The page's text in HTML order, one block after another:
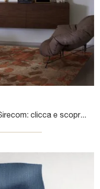
Tappeto Stardust Gypsum di Sirecom: clicca e scopri di più sui Complementi e tappeti design in tessuto del rinomato brand!